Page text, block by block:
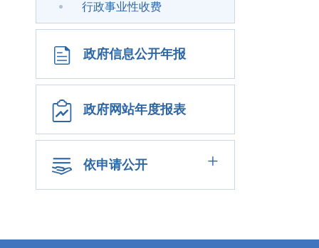
行政事业性收费
政府信息公开年报
政府网站年度报表
依申请公开 +